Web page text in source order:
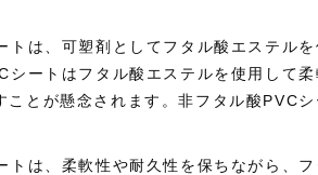
トは、可塑剤としてフタル酸エステル
シートはフタル酸エステルを使用して
ことが懸念されます。非フタル酸PVC
トは、柔軟性や耐久性を保ちながら、